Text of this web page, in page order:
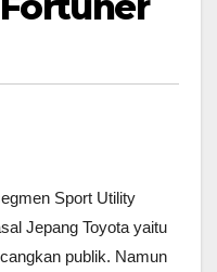
Sport Utility
Jepang Toyota yaitu
publik. Namun